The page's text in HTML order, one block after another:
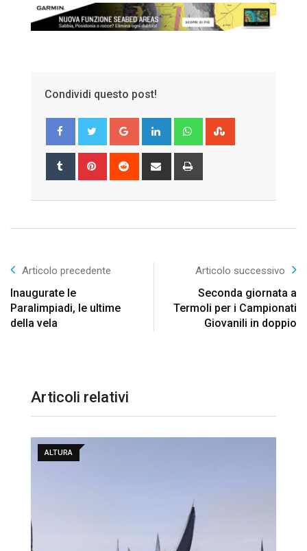
Condividi questo post!
Google+ LinkedIn Whatsapp
Tumblr Pinterest Reddit
Share
Articolo precedente
Inaugurate le
Paralimpiadi, le ultime
della vela
Articolo successivo
Seconda giornata a
Termoli per i Campionati
Giovanili in doppio
Articoli relativi
ALTURA